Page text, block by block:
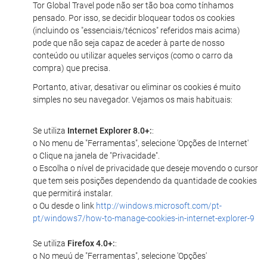
Tor Global Travel pode não ser tão boa como tínhamos
pensado. Por isso, se decidir bloquear todos os cookies
(incluindo os "essenciais/técnicos" referidos mais acima)
pode que não seja capaz de aceder à parte de nosso
conteúdo ou utilizar aqueles serviços (como o carro da
compra) que precisa.
Portanto, ativar, desativar ou eliminar os cookies é muito
simples no seu navegador. Vejamos os mais habituais:
Se utiliza Internet Explorer 8.0+::
o No menu de "Ferramentas", selecione 'Opções de Internet'
o Clique na janela de "Privacidade".
o Escolha o nível de privacidade que deseje movendo o cursor
que tem seis posições dependendo da quantidade de cookies
que permitirá instalar.
o Ou desde o link http://windows.microsoft.com/pt-
pt/windows7/how-to-manage-cookies-in-internet-explorer-9
Se utiliza Firefox 4.0+::
o No meuú de "Ferramentas", selecione 'Opções'